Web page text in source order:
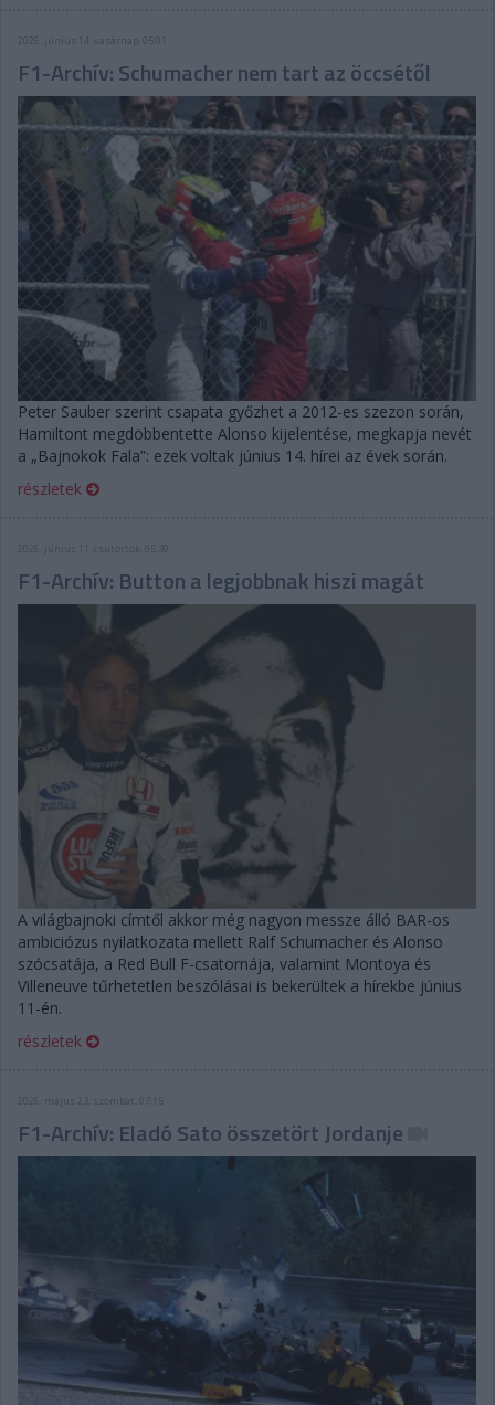
2026. június 14. vasárnap, 05:01
F1-Archív: Schumacher nem tart az öccsétől
Peter Sauber szerint csapata győzhet a 2012-es szezon során,
Hamiltont megdöbbentette Alonso kijelentése, megkapja nevét
a „Bajnokok Fala”: ezek voltak június 14. hírei az évek során.
részletek
2026. június 11. csütörtök, 05:30
F1-Archív: Button a legjobbnak hiszi magát
A világbajnoki címtől akkor még nagyon messze álló BAR-os
ambiciózus nyilatkozata mellett Ralf Schumacher és Alonso
szócsatája, a Red Bull F-csatornája, valamint Montoya és
Villeneuve tűrhetetlen beszólásai is bekerültek a hírekbe június
11-én.
részletek
2026. május 23. szombat, 07:15
F1-Archív: Eladó Sato összetört Jordanje